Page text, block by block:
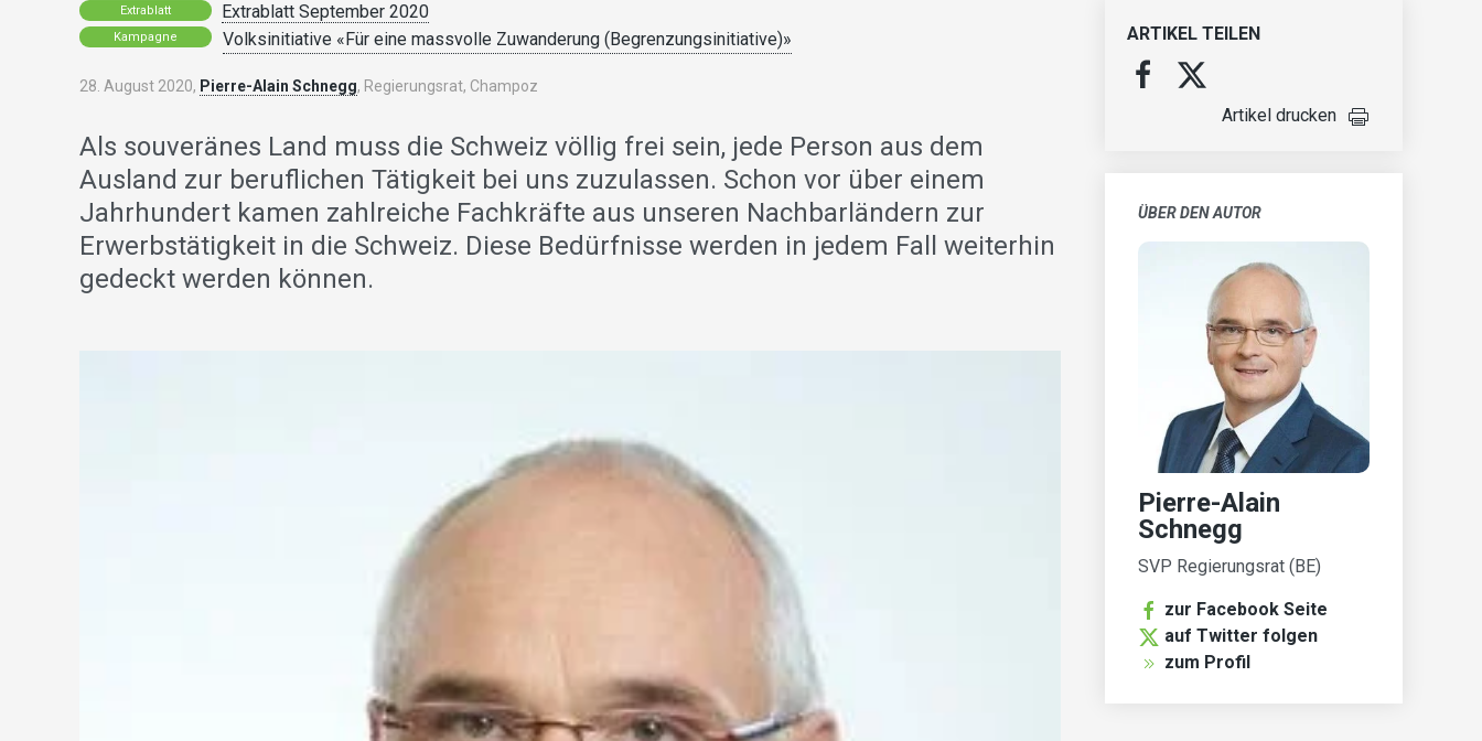
Extrablatt Extrablatt September 2020
Kampagne Volksinitiative «Für eine massvolle Zuwanderung (Begrenzungsinitiative)»
28. August 2020, Pierre-Alain Schnegg, Regierungsrat, Champoz
Als souveränes Land muss die Schweiz völlig frei sein, jede Person aus dem
Ausland zur beruflichen Tätigkeit bei uns zuzulassen. Schon vor über einem
Jahrhundert kamen zahlreiche Fachkräfte aus unseren Nachbarländern zur
Erwerbstätigkeit in die Schweiz. Diese Bedürfnisse werden in jedem Fall weiterhin
gedeckt werden können.
ARTIKEL TEILEN
Artikel drucken
ÜBER DEN AUTOR
Pierre-Alain
Schnegg
SVP Regierungsrat (BE)
zur Facebook Seite
auf Twitter folgen
zum Profil